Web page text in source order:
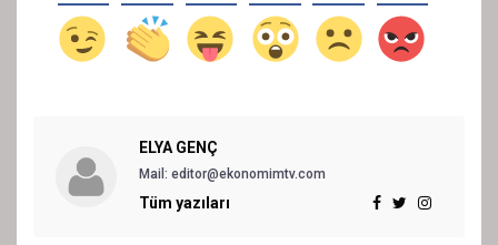
ELYA GENÇ
Mail: editor@ekonomimtv.com
Tüm yazıları